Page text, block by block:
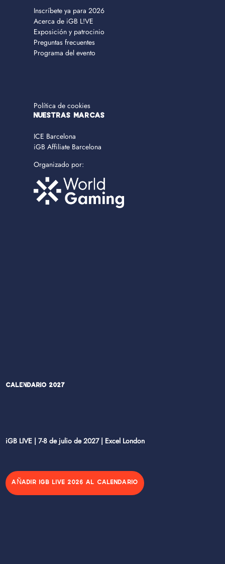
Inscríbete ya para 2026
Acerca de iGB L!VE
Exposición y patrocinio
Preguntas frecuentes
Programa del evento
Política de cookies
NUESTRAS MARCAS
ICE Barcelona
iGB Affiliate Barcelona
Organizado por:
Calendario 2027
iGB LIVE | 7-8 de julio de 2027 | Excel London
AÑADIR IGB LIVE 2026 AL CALENDARIO